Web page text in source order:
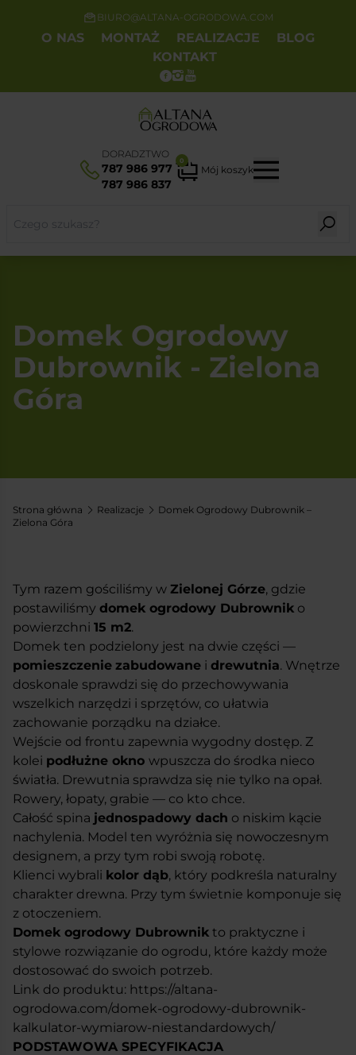
BIURO@ALTANA-OGRODOWA.COM
O NAS MONTAŻ REALIZACJE
BLOG
KONTAKT
DORADZTWO
787 986 977
787 986 837
0
Mój koszyk
Domek Ogrodowy
Dubrownik - Zielona
Góra
Strona główna Realizacje
Domek Ogrodowy Dubrownik –
Zielona Góra
Tym razem gościliśmy w Zielonej Górze, gdzie
postawiliśmy domek ogrodowy Dubrownik o
powierzchni 15 m2.
Domek ten podzielony jest na dwie części —
pomieszczenie zabudowane i drewutnia. Wnętrze
doskonale sprawdzi się do przechowywania
wszelkich narzędzi i sprzętów, co ułatwia
zachowanie porządku na działce.
Wejście od frontu zapewnia wygodny dostęp. Z
kolei podłużne okno wpuszcza do środka nieco
światła. Drewutnia sprawdza się nie tylko na opał.
Rowery, łopaty, grabie — co kto chce.
Całość spina jednospadowy dach o niskim kącie
nachylenia. Model ten wyróżnia się nowoczesnym
designem, a przy tym robi swoją robotę.
Klienci wybrali kolor dąb, który podkreśla naturalny
charakter drewna. Przy tym świetnie komponuje się
z otoczeniem.
Domek ogrodowy Dubrownik to praktyczne i
stylowe rozwiązanie do ogrodu, które każdy może
dostosować do swoich potrzeb.
Link do produktu: https://altana-
ogrodowa.com/domek-ogrodowy-dubrownik-
kalkulator-wymiarow-niestandardowych/
PODSTAWOWA SPECYFIKACJA